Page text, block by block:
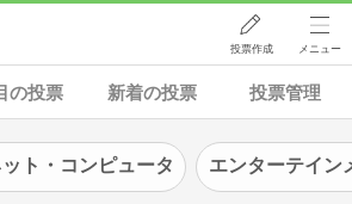
投票作成 メニュー
の投票 新着の投票 投票管理
ト・コンピュータ エンターテイン